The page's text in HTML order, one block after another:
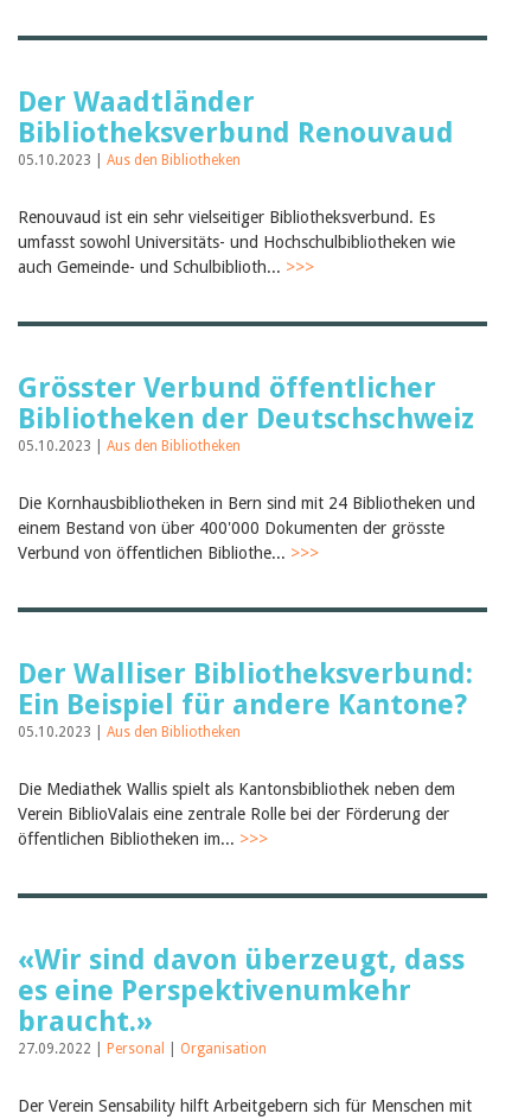
Der Waadtländer
Bibliotheksverbund Renouvaud
05.10.2023 | Aus den Bibliotheken
Renouvaud ist ein sehr vielseitiger Bibliotheksverbund. Es
umfasst sowohl Universitäts- und Hochschulbibliotheken wie
auch Gemeinde- und Schulbiblioth... >>>
Grösster Verbund öffentlicher
Bibliotheken der Deutschschweiz
05.10.2023 | Aus den Bibliotheken
Die Kornhausbibliotheken in Bern sind mit 24 Bibliotheken und
einem Bestand von über 400'000 Dokumenten der grösste
Verbund von öffentlichen Bibliothe... >>>
Der Walliser Bibliotheksverbund:
Ein Beispiel für andere Kantone?
05.10.2023 | Aus den Bibliotheken
Die Mediathek Wallis spielt als Kantonsbibliothek neben dem
Verein BiblioValais eine zentrale Rolle bei der Förderung der
öffentlichen Bibliotheken im... >>>
«Wir sind davon überzeugt, dass
es eine Perspektivenumkehr
braucht.»
27.09.2022 | Personal Organisation
Der Verein Sensability hilft Arbeitgebern sich für Menschen mit